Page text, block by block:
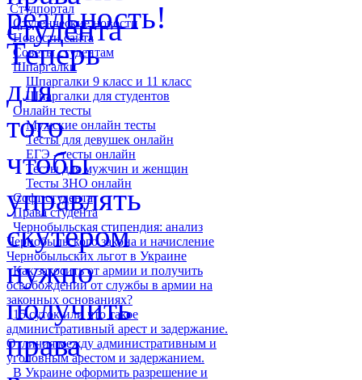
Студпортал
Студенческие новости
Новости сайта
Советы студентам
Шпаргалки
Шпаргалки 9 класс и 11 класс
Шпаргалки для студентов
Онлайн тесты
Мужские онлайн тесты
Тесты для девушек онлайн
ЕГЭ - тесты онлайн
Тесты для мужчин и женщин
Тесты ЗНО онлайн
Софт студента
Права студента
Чернобыльская стипендия: анализ
Чернобыльского закона и начисление
Чернобыльских льгот в Украине
Как закосить от армии и получить
освобождении от службы в армии на
законных основаниях?
15 суток или что такое
административный арест и задержание.
Отличия между административным и
уголовным арестом и задержанием.
В Украине оформить разрешение и